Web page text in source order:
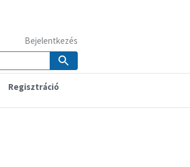
Regisztráció
Bejelentkezés